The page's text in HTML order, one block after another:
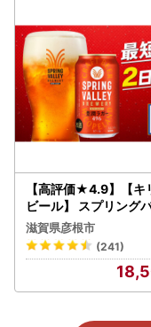
【高評価★4.9】【キ
ビール】 スプリング
豊潤ラガー
缶ビール クラフトビー
滋賀県彦根市
(241)